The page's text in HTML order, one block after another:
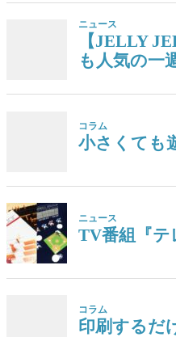
ニュース
【JELLY
も人気の一
コラム
小さくても
ニュース
TV番組『テ
コラム
印刷するだ